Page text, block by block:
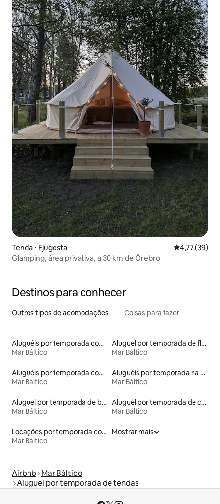
Tenda ⋅ Fjugesta 4,77 de uma
4,77 (39)
Glamping, área privativa, a 30 km de Örebro
Destinos para conhecer
Outros tipos de acomodações Coisas para fazer
Aluguéis por temporada com sauna
Mar Báltico
Aluguel por temporada de flats
Mar Báltico
Aluguéis por temporada com café da manhã
Mar Báltico
Aluguéis por temporada na orla
Mar Báltico
Aluguel por temporada de barcos
Mar Báltico
Aluguel por temporada de casas de hóspedes
Mar Báltico
Locações por temporada com piscina
Mar Báltico
Mostrar mais
Airbnb Mar Báltico
Aluguel por temporada de tendas